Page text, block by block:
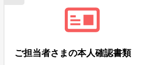
ご担当者さまの本人確認書類